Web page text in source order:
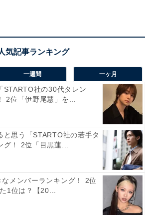
いの手が面白いので盛り上がるから
一週間 一ヶ月
STARTO社の30代タレン
2位「伊野尾慧」を...
と思う「STARTO社の若手タ
グ！ 2位「目黒蓮...
なメンバーランキング！ 2位
1位は？【20...